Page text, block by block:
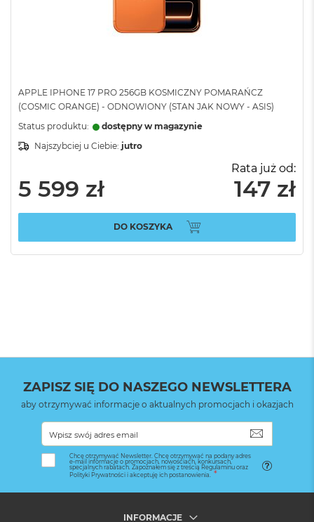
APPLE IPHONE 17 PRO 256GB KOSMICZNY POMARAŃCZ
(COSMIC ORANGE) - ODNOWIONY (STAN JAK NOWY - ASIS)
Status produktu:
dostępny w magazynie
Najszybciej u Ciebie: jutro
5 599 zł
Rata już od:
147 zł
DO KOSZYKA
ZAPISZ SIĘ DO NASZEGO NEWSLETTERA
aby otrzymywać informacje o aktualnych promocjach i okazjach
Chcę otrzymywać Newsletter. Chcę otrzymywać na podany adres
e-mail informacje o promocjach, nowościach, konkursach,
specjalnych rabatach. Zapoznałem się z treścią Regulaminu oraz
Polityki Prywatności i akceptuję ich postanowienia.
INFORMACJE